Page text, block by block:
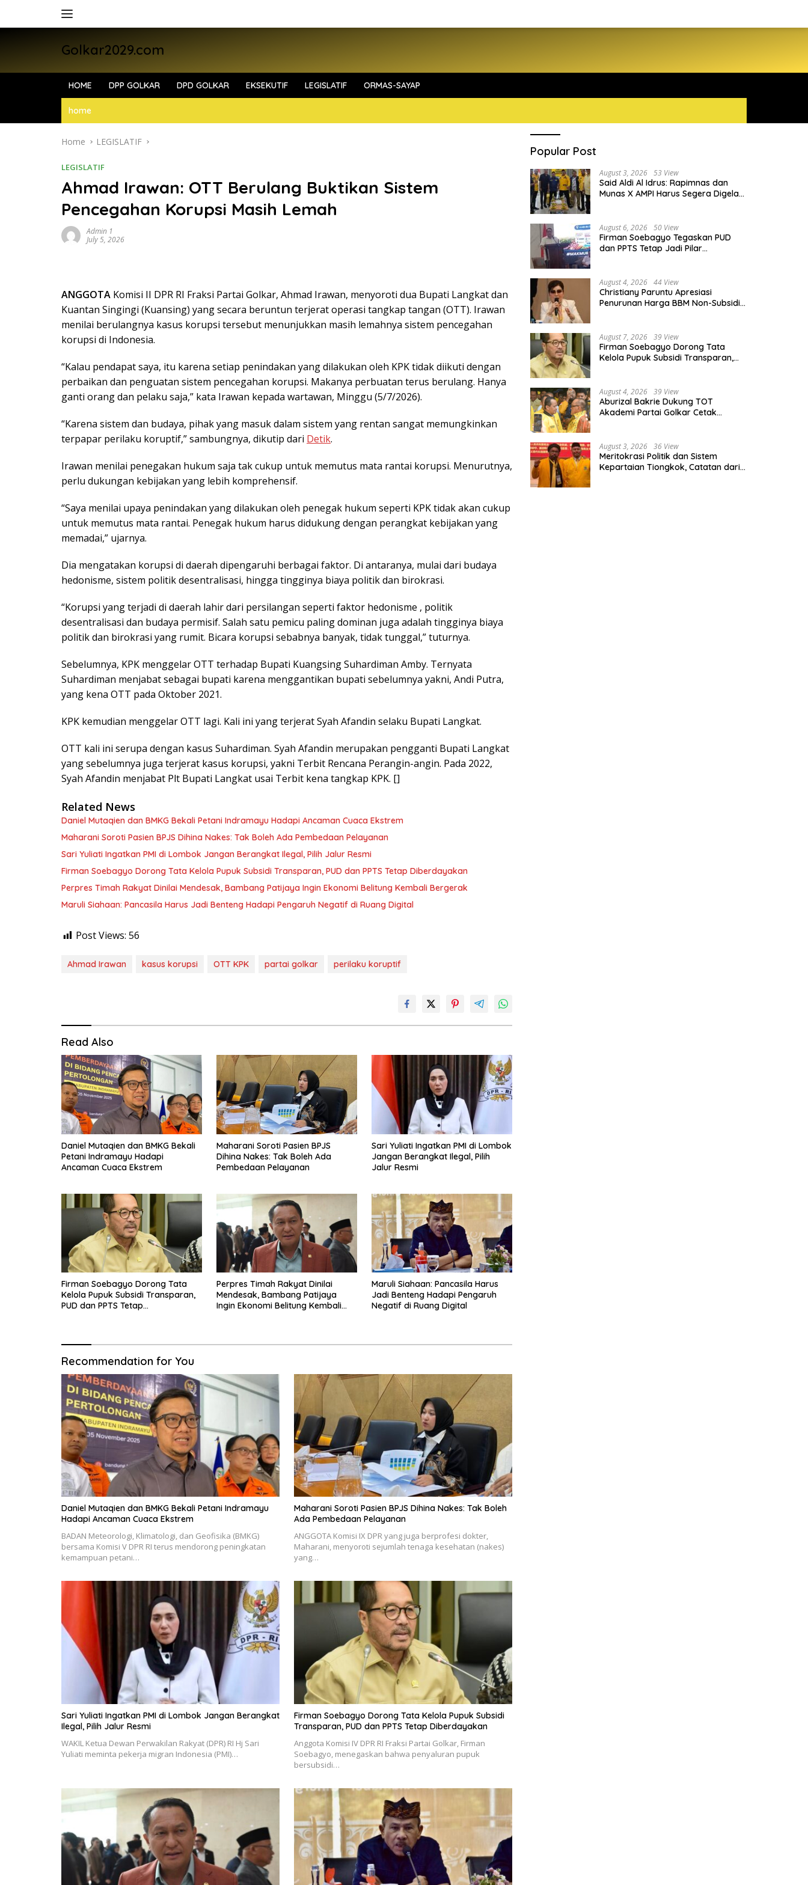
Golkar2029.com
HOME DPP GOLKAR DPD GOLKAR EKSEKUTIF LEGISLATIF ORMAS-SAYAP
home
Home LEGISLATIF
LEGISLATIF
Ahmad Irawan: OTT Berulang Buktikan Sistem
Pencegahan Korupsi Masih Lemah
Admin 1
July 5, 2026
ANGGOTA Komisi II DPR RI Fraksi Partai Golkar, Ahmad Irawan, menyoroti dua Bupati Langkat dan
Kuantan Singingi (Kuansing) yang secara beruntun terjerat operasi tangkap tangan (OTT). Irawan
menilai berulangnya kasus korupsi tersebut menunjukkan masih lemahnya sistem pencegahan
korupsi di Indonesia.
“Kalau pendapat saya, itu karena setiap penindakan yang dilakukan oleh KPK tidak diikuti dengan
perbaikan dan penguatan sistem pencegahan korupsi. Makanya perbuatan terus berulang. Hanya
ganti orang dan pelaku saja,” kata Irawan kepada wartawan, Minggu (5/7/2026).
“Karena sistem dan budaya, pihak yang masuk dalam sistem yang rentan sangat memungkinkan
terpapar perilaku koruptif,” sambungnya, dikutip dari Detik.
Irawan menilai penegakan hukum saja tak cukup untuk memutus mata rantai korupsi. Menurutnya,
perlu dukungan kebijakan yang lebih komprehensif.
“Saya menilai upaya penindakan yang dilakukan oleh penegak hukum seperti KPK tidak akan cukup
untuk memutus mata rantai. Penegak hukum harus didukung dengan perangkat kebijakan yang
memadai,” ujarnya.
Dia mengatakan korupsi di daerah dipengaruhi berbagai faktor. Di antaranya, mulai dari budaya
hedonisme, sistem politik desentralisasi, hingga tingginya biaya politik dan birokrasi.
“Korupsi yang terjadi di daerah lahir dari persilangan seperti faktor hedonisme , politik
desentralisasi dan budaya permisif. Salah satu pemicu paling dominan juga adalah tingginya biaya
politik dan birokrasi yang rumit. Bicara korupsi sebabnya banyak, tidak tunggal,” tuturnya.
Sebelumnya, KPK menggelar OTT terhadap Bupati Kuangsing Suhardiman Amby. Ternyata
Suhardiman menjabat sebagai bupati karena menggantikan bupati sebelumnya yakni, Andi Putra,
yang kena OTT pada Oktober 2021.
KPK kemudian menggelar OTT lagi. Kali ini yang terjerat Syah Afandin selaku Bupati Langkat.
OTT kali ini serupa dengan kasus Suhardiman. Syah Afandin merupakan pengganti Bupati Langkat
yang sebelumnya juga terjerat kasus korupsi, yakni Terbit Rencana Perangin-angin. Pada 2022,
Syah Afandin menjabat Plt Bupati Langkat usai Terbit kena tangkap KPK. []
Related News
Daniel Mutaqien dan BMKG Bekali Petani Indramayu Hadapi Ancaman Cuaca Ekstrem
Maharani Soroti Pasien BPJS Dihina Nakes: Tak Boleh Ada Pembedaan Pelayanan
Sari Yuliati Ingatkan PMI di Lombok Jangan Berangkat Ilegal, Pilih Jalur Resmi
Firman Soebagyo Dorong Tata Kelola Pupuk Subsidi Transparan, PUD dan PPTS Tetap Diberdayakan
Perpres Timah Rakyat Dinilai Mendesak, Bambang Patijaya Ingin Ekonomi Belitung Kembali Bergerak
Maruli Siahaan: Pancasila Harus Jadi Benteng Hadapi Pengaruh Negatif di Ruang Digital
Post Views: 56
Ahmad Irawan kasus korupsi OTT KPK partai golkar perilaku koruptif
Read Also
Daniel Mutaqien dan BMKG Bekali
Petani Indramayu Hadapi
Ancaman Cuaca Ekstrem
Maharani Soroti Pasien BPJS
Dihina Nakes: Tak Boleh Ada
Pembedaan Pelayanan
Sari Yuliati Ingatkan PMI di Lombok
Jangan Berangkat Ilegal, Pilih
Jalur Resmi
Firman Soebagyo Dorong Tata
Kelola Pupuk Subsidi Transparan,
PUD dan PPTS Tetap
Perpres Timah Rakyat Dinilai
Mendesak, Bambang Patijaya
Ingin Ekonomi Belitung Kembali
Maruli Siahaan: Pancasila Harus
Jadi Benteng Hadapi Pengaruh
Negatif di Ruang Digital
Recommendation for You
Daniel Mutaqien dan BMKG Bekali Petani Indramayu
Hadapi Ancaman Cuaca Ekstrem
BADAN Meteorologi, Klimatologi, dan Geofisika (BMKG)
bersama Komisi V DPR RI terus mendorong peningkatan
kemampuan petani…
Maharani Soroti Pasien BPJS Dihina Nakes: Tak Boleh
Ada Pembedaan Pelayanan
ANGGOTA Komisi IX DPR yang juga berprofesi dokter,
Maharani, menyoroti sejumlah tenaga kesehatan (nakes)
yang…
Sari Yuliati Ingatkan PMI di Lombok Jangan Berangkat
Ilegal, Pilih Jalur Resmi
WAKIL Ketua Dewan Perwakilan Rakyat (DPR) RI Hj Sari
Yuliati meminta pekerja migran Indonesia (PMI)…
Firman Soebagyo Dorong Tata Kelola Pupuk Subsidi
Transparan, PUD dan PPTS Tetap Diberdayakan
Anggota Komisi IV DPR RI Fraksi Partai Golkar, Firman
Soebagyo, menegaskan bahwa penyaluran pupuk
bersubsidi…
Popular Post
August 3, 2026 53 View
Said Aldi Al Idrus: Rapimnas dan
Munas X AMPI Harus Segera Digelar
August 6, 2026 50 View
Firman Soebagyo Tegaskan PUD
dan PPTS Tetap Jadi Pilar
August 4, 2026 44 View
Christiany Paruntu Apresiasi
Penurunan Harga BBM Non-Subsidi,
August 7, 2026 39 View
Firman Soebagyo Dorong Tata
Kelola Pupuk Subsidi Transparan,
August 4, 2026 39 View
Aburizal Bakrie Dukung TOT
Akademi Partai Golkar Cetak
August 3, 2026 36 View
Meritokrasi Politik dan Sistem
Kepartaian Tiongkok, Catatan dari